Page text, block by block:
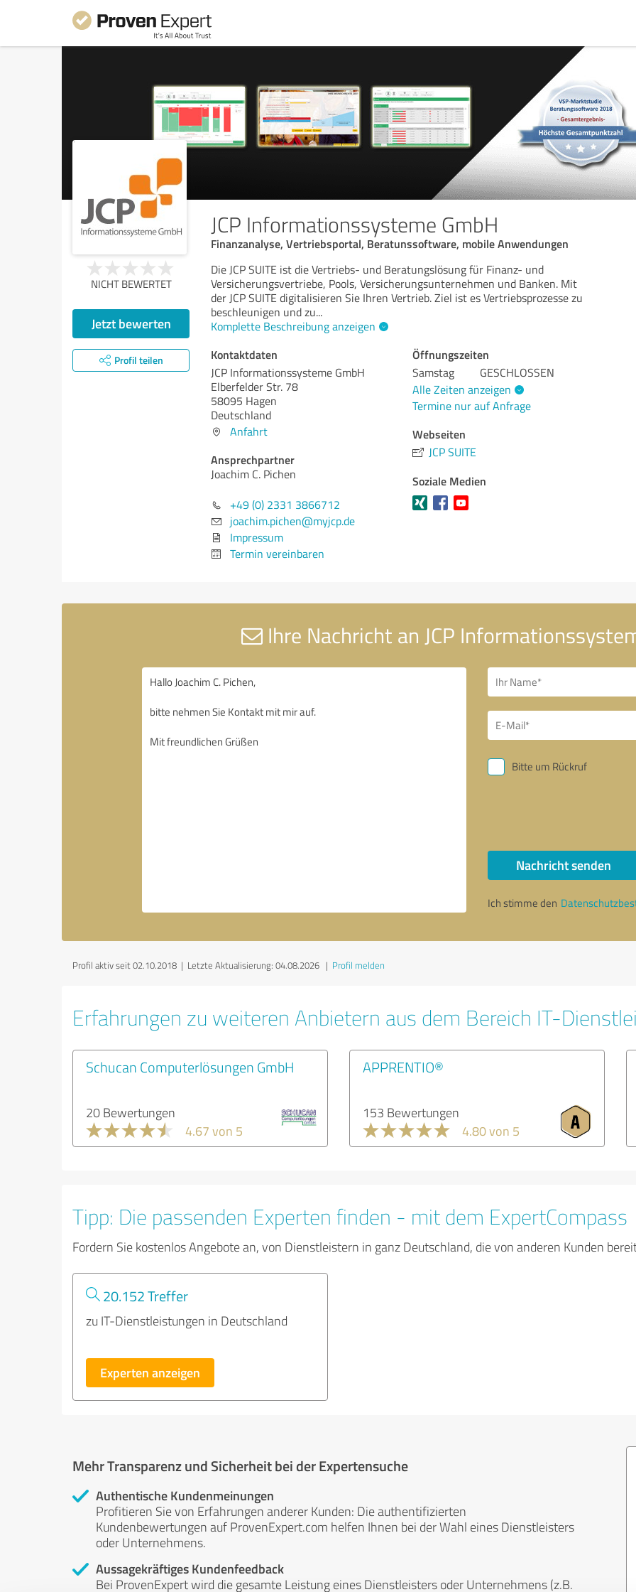
JCP Informationssysteme GmbH
Finanzanalyse, Vertriebsportal, Beratunssoftware, mobile Anwendungen
NICHT BEWERTET
Jetzt bewerten
Profil teilen
Die JCP SUITE ist die Vertriebs- und Beratungslösung für Finanz- und
Versicherungsvertriebe, Pools, Versicherungsunternehmen und Banken. Mit
der JCP SUITE digitalisieren Sie Ihren Vertrieb. Ziel ist es Vertriebsprozesse zu
beschleunigen und zu...
Komplette Beschreibung anzeigen
Kontaktdaten
JCP Informationssysteme GmbH
Elberfelder Str. 78
58095 Hagen
Deutschland
Anfahrt
Ansprechpartner
Joachim C. Pichen
+49 (0) 2331 3866712
joachim.pichen@myjcp.de
Impressum
Termin vereinbaren
Öffnungszeiten
Samstag
GESCHLOSSEN
Alle Zeiten anzeigen
Termine nur auf Anfrage
Webseiten
JCP SUITE
Soziale Medien
Ihre Nachricht an JCP
Bitte um Rückruf
Nachricht senden
Ich stimme den
Profil aktiv seit 02.10.2018 | Letzte Aktualisierung: 04.08.2026 | Profil melden
Erfahrungen zu weiteren Anbietern aus dem Bereich IT-
Schucan Computerlösungen GmbH
20 Bewertungen
4.67 von 5
APPRENTIO®
153 Bewertungen
4.80 von 5
Tipp: Die passenden Experten finden - mit dem ExpertCompass
Fordern Sie kostenlos Angebote an, von Dienstleistern in ganz Deutschland, die von anderen Kunden
20.152 Treffer
zu IT-Dienstleistungen in Deutschland
Experten anzeigen
Mehr Transparenz und Sicherheit bei der Expertensuche
Authentische Kundenmeinungen
Profitieren Sie von Erfahrungen anderer Kunden: Die authentifizierten
Kundenbewertungen auf ProvenExpert.com helfen Ihnen bei der Wahl eines Dienstleisters
oder Unternehmens.
Aussagekräftiges Kundenfeedback
Bei ProvenExpert wird die gesamte Leistung eines Dienstleisters oder Unternehmens (z.B.